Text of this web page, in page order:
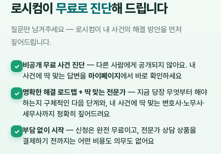
로시컴이무료로 진단해 드립니다
질문만 남겨주세요 — 로시컴이 내 사건의 해결 방안을 먼저
짚어드립니다.
✓ 비공개 무료 사건 진단 — 다른 사람에게 공개되지 않아요. 내
사건에 딱 맞는 답변을 마이페이지 에서 바로 확인하세요
✓ 명확한 해결 로드맵 + 딱 맞는 전문가 — 지금 당장 무엇부터 해야
하는지 구체적인 다음 단계와, 내 사건에 딱 맞는 변호사·노무사·
세무사까지 정확히 짚어드려요
✓ 부담 없이 시작 — 신청은 완전 무료이고, 전문가 상담 상품을
결제하기 전까지는 어떤 비용도 의무도 없어요